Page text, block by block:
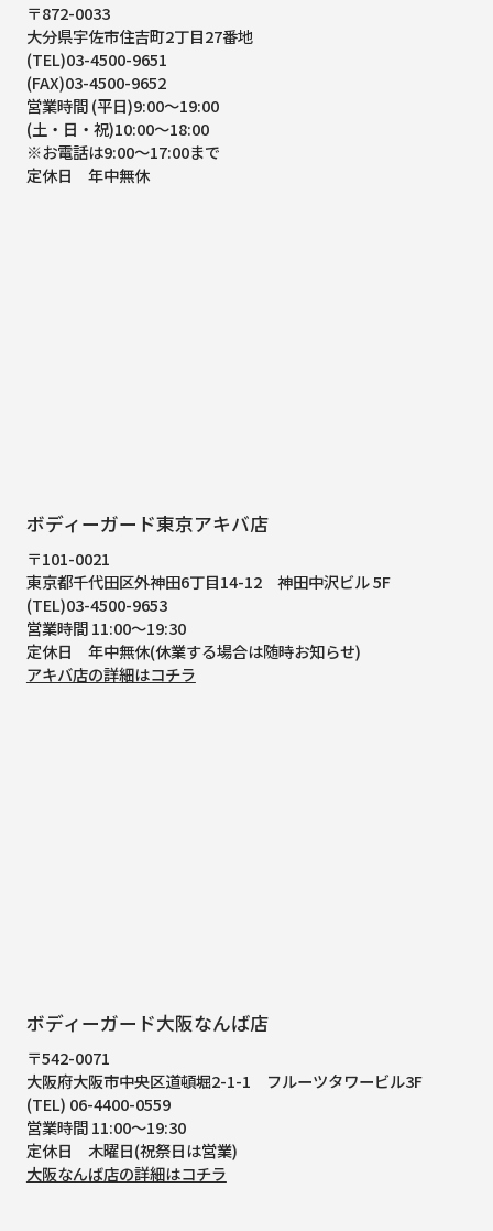
〒872-0033
大分県宇佐市住吉町2丁目27番地
(TEL)03-4500-9651
(FAX)03-4500-9652
営業時間 (平日)9:00～19:00
(土・日・祝)10:00～18:00
※お電話は9:00～17:00まで
定休日 年中無休
ボディーガード東京アキバ店
〒101-0021
東京都千代田区外神田6丁目14-12 神田中沢ビル 5F
(TEL)03-4500-9653
営業時間 11:00～19:30
定休日 年中無休(休業する場合は随時お知らせ)
アキバ店の詳細はコチラ
ボディーガード大阪なんば店
〒542-0071
大阪府大阪市中央区道頓堀2-1-1
フルーツタワービル3F
(TEL) 06-4400-0559
営業時間 11:00～19:30
定休日 木曜日(祝祭日は営業)
大阪なんば店の詳細はコチラ